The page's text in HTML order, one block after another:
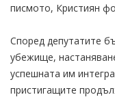
писмото, Кристиян
Според депутатите
убежище,
успешната им
пристигащите